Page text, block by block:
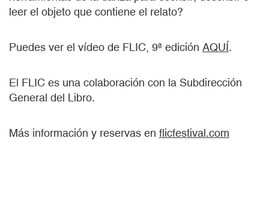
leer el objeto que contiene el relato?
Puedes ver el vídeo de FLIC, 9ª edición AQUÍ.
El FLIC es una colaboración con la Subdirección
General del Libro.
Más información y reservas en flicfestival.com